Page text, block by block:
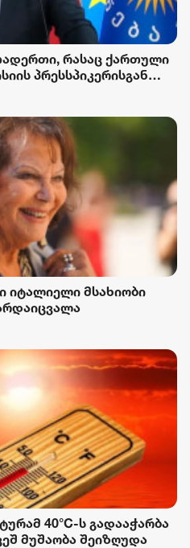
რასაც ქართული
პრესსპიკერისგან
დამხობის
იტალიელი მსახიობი
40°C-ს გადააჭარბა
მუშაობა შეიზღუდა